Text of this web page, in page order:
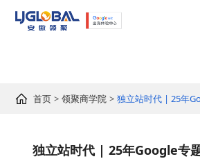
首页 领聚商学院 独立站时代 | 25年
独立站时代 | 25年Google专